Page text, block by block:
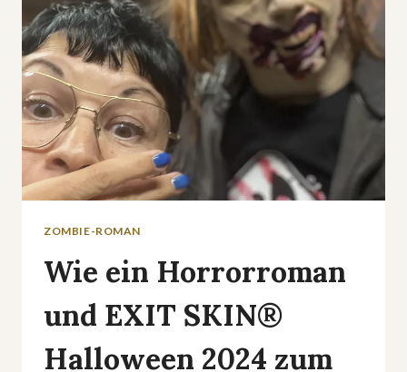
ZOMBIE-ROMAN
Wie ein Horrorroman
und EXIT SKIN®
Halloween 2024 zum